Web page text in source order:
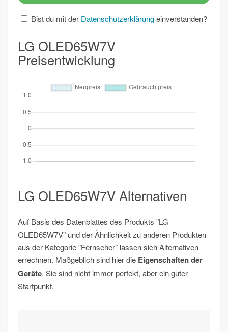
Bist du mit der Datenschutzerklärungeinverstanden?
LG OLED65W7V
Preisentwicklung
LG OLED65W7V Alternativen
Auf Basis des Datenblattes des Produkts "LG
OLED65W7V" und der Ähnlichkeit zu anderen Produkten
aus der Kategorie "Fernseher" lassen sich Alternativen
errechnen. Maßgeblich sind hier die Eigenschaften der
Geräte. Sie sind nicht immer perfekt, aber ein guter
Startpunkt.